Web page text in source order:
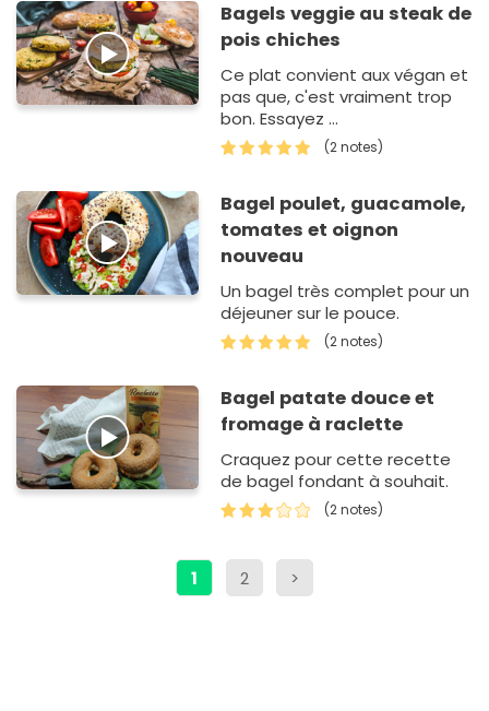
Bagels veggie au steak de
pois chiches
Ce plat convient aux végan et
pas que, c'est vraiment trop
bon. Essayez ...
(2 notes)
Bagel poulet, guacamole,
tomates et oignon
nouveau
Un bagel très complet pour un
déjeuner sur le pouce.
(2 notes)
Bagel patate douce et
fromage à raclette
Craquez pour cette recette
de bagel fondant à souhait.
(2 notes)
1 2 >